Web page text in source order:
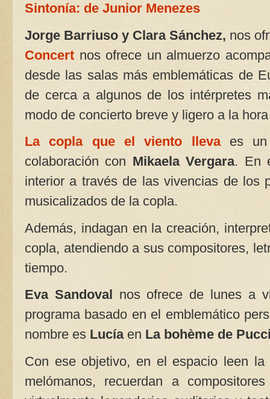
Sintonía: de Junior Menezes
Jorge Barriuso y Clara Sánchez, nos
Concert nos ofrece un almuerzo
desde las salas más emblemáticas de
de cerca a algunos de los intérpretes
modo de concierto breve y ligero a la
La copla que el viento llevaes un
colaboración con Mikaela Vergara. En
interior a través de las vivencias de los
musicalizados de la copla.
Además, indagan en la creación,
copla, atendiendo a sus compositores,
tiempo.
Eva Sandoval
nos ofrece de lunes a
programa basado en el emblemático
nombre es Lucía en La bohème de
Con ese objetivo, en el espacio leen
melómanos, recuerdan a